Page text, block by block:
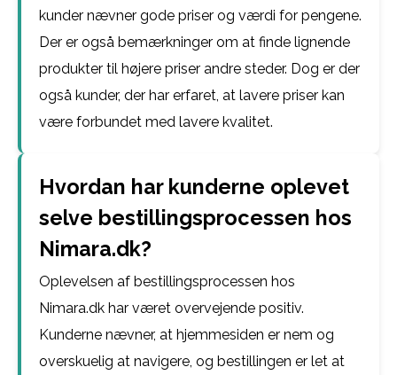
kunder nævner gode priser og værdi for pengene.
Der er også bemærkninger om at finde lignende
produkter til højere priser andre steder. Dog er der
også kunder, der har erfaret, at lavere priser kan
være forbundet med lavere kvalitet.
Hvordan har kunderne oplevet
selve bestillingsprocessen hos
Nimara.dk?
Oplevelsen af bestillingsprocessen hos
Nimara.dk har været overvejende positiv.
Kunderne nævner, at hjemmesiden er nem og
overskuelig at navigere, og bestillingen er let at